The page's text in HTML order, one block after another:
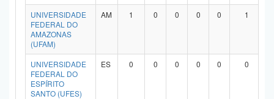
UNIVERSIDADE
FEDERAL DO
AMAZONAS
(UFAM)
AM 1 0 0 0 0 1
UNIVERSIDADE
FEDERAL DO
ESPÍRITO
SANTO (UFES)
ES 0 0 0 0 0 0